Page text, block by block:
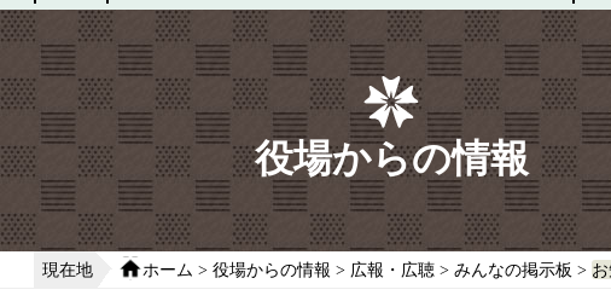
役場からの情報
現在地 ホーム > 役場からの情報 > 広報・広聴 > みんなの掲示板 >